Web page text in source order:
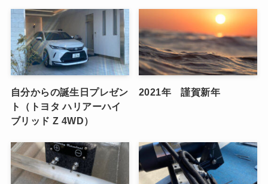
自分からの誕生日プレゼン
ト（トヨタ ハリアーハイ
ブリッド Z 4WD）
2021年 謹賀新年